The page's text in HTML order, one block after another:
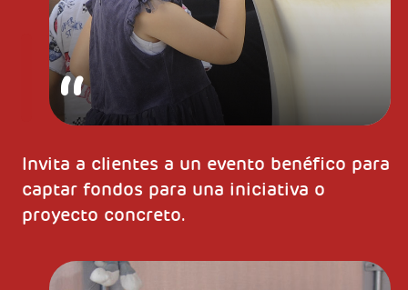
Invita a clientes a un evento benéfico para
captar fondos para una iniciativa o
proyecto concreto.